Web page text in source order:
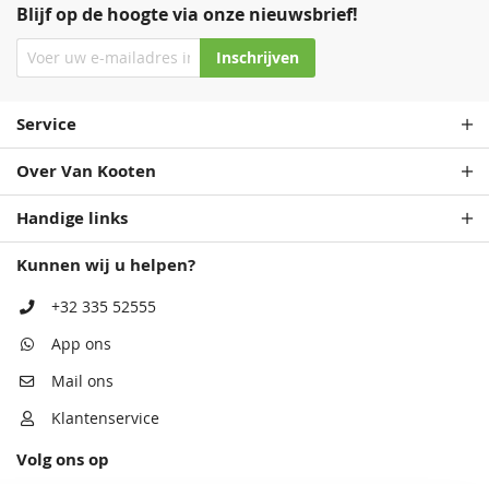
Blijf op de hoogte via onze nieuwsbrief!
Inschrijven
Service
Over Van Kooten
Handige links
Kunnen wij u helpen?
+32 335 52555
App ons
Mail ons
Klantenservice
Volg ons op